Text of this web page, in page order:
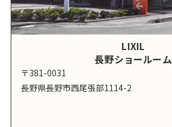
LIXIL
長野ショールーム
〒381-0031
長野県長野市西尾張部1114-2